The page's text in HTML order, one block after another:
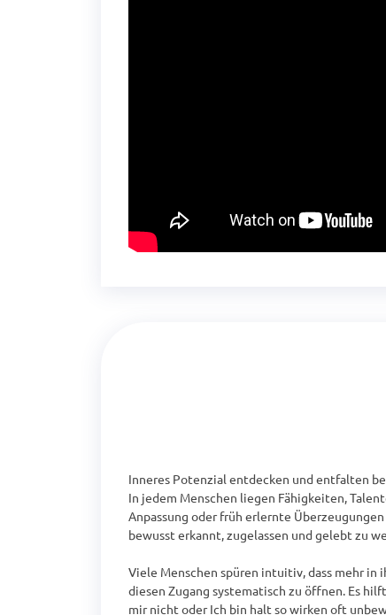
Inneres Potenzial entdecken und entfalten
In jedem Menschen liegen Fähigkeiten,
Anpassung oder früh erlernte
bewusst erkannt, zugelassen und gelebt zu
Viele Menschen spüren intuitiv, dass mehr
diesen Zugang systematisch zu öffnen. Es
mir nicht oder Ich bin halt so wirken oft